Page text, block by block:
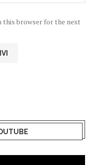
this browser for the next